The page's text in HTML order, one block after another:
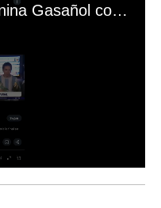
El mal momento de Yanina Gasañol con un hincha argentino en "Subrayado"